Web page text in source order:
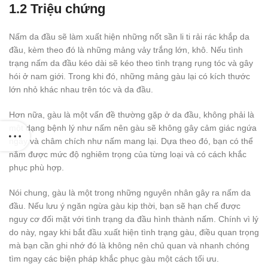
1.2 Triệu chứng
Nấm da đầu sẽ làm xuất hiện những nốt sần li ti rải rác khắp da
đầu, kèm theo đó là những mảng vảy trắng lớn, khô. Nếu tình
trạng nấm da đầu kéo dài sẽ kéo theo tình trạng rụng tóc và gây
hói ở nam giới. Trong khi đó, những mảng gàu lại có kích thước
lớn nhỏ khác nhau trên tóc và da đầu.
Hơn nữa, gàu là một vấn đề thường gặp ở da đầu, không phải là
một dạng bệnh lý như nấm nên gàu sẽ không gây cảm giác ngứa
ngáy và châm chích như nấm mang lại. Dựa theo đó, bạn có thể
nắm được mức độ nghiêm trọng của từng loại và có cách khắc
phục phù hợp.
Nói chung, gàu là một trong những nguyên nhân gây ra nấm da
đầu. Nếu lưu ý ngăn ngừa gàu kịp thời, bạn sẽ hạn chế được
nguy cơ đối mặt với tình trạng da đầu hình thành nấm. Chính vì lý
do này, ngay khi bắt đầu xuất hiện tình trạng gàu, điều quan trọng
mà bạn cần ghi nhớ đó là không nên chủ quan và nhanh chóng
tìm ngay các biện pháp khắc phục gàu một cách tối ưu.